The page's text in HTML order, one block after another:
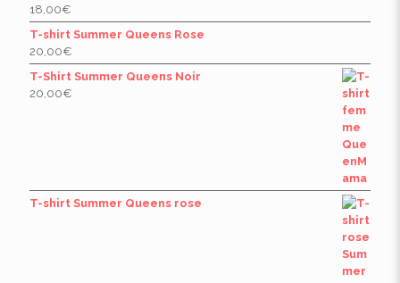
18,00€
T-shirt Summer Queens Rose
20,00€
T-Shirt Summer Queens Noir
20,00€
T-shirt Summer Queens rose